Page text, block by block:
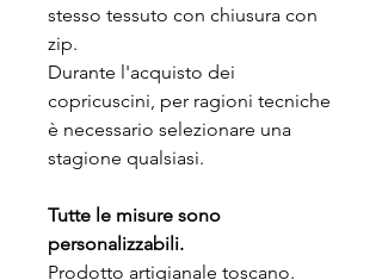
stesso tessuto con chiusura con
zip.
Durante l'acquisto dei
copricuscini, per ragioni tecniche
è necessario selezionare una
stagione qualsiasi.
Tutte le misure sono
personalizzabili.
Prodotto artigianale toscano.